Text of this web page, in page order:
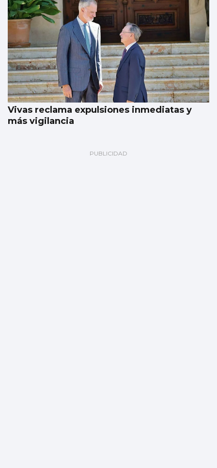
Vivas reclama expulsiones inmediatas y
más vigilancia